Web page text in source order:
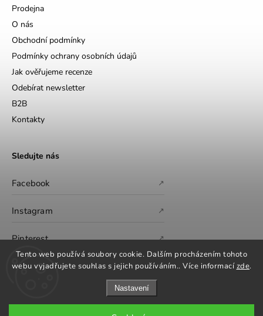
Tento web používá soubory cookie. Dalším procházením tohoto
webu vyjadřujete souhlas s jejich používáním.. Více informacízde.
Nastavení
Prodejna
O nás
Obchodní podmínky
Podmínky ochrany osobních údajů
Jak ověřujeme recenze
Odebírat newsletter
B2B
Kontakty
Sledujte nás
Facebook ↗
Instagram ↗
Pinterest ↗